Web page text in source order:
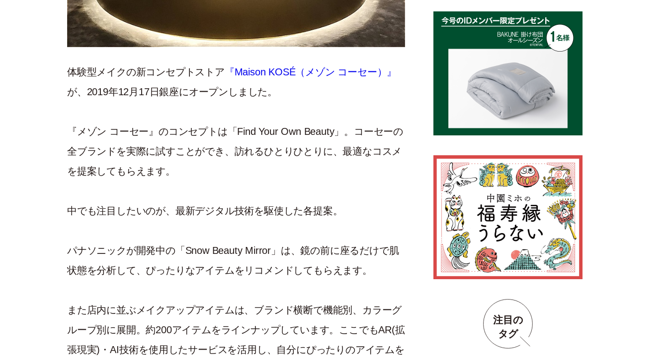
体験型メイクの新コンセプトストア 『Maison KOSÉ（メゾン コーセー）』
が、2019年12月17日銀座にオープンしました。
『メゾン コーセー』のコンセプトは「Find Your Own Beauty」。コーセーの
全ブランドを実際に試すことができ、訪れるひとりひとりに、最適なコスメ
を提案してもらえます。
中でも注目したいのが、最新デジタル技術を駆使した各提案。
パナソニックが開発中の「Snow Beauty Mirror」は、鏡の前に座るだけで肌
状態を分析して、ぴったりなアイテムをリコメンドしてもらえます。
また店内に並ぶメイクアップアイテムは、ブランド横断で機能別、カラーグ
ループ別に展開。約200アイテムをラインナップしています。ここでもAR(拡
張現実)・AI技術を使用したサービスを活用し、自分にぴったりのアイテムを
注目の
タグ